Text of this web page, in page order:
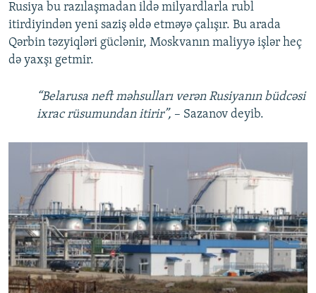
Rusiya bu razılaşmadan ildə milyardlarla rubl
itirdiyindən yeni saziş əldə etməyə çalışır. Bu arada
Qərbin təzyiqləri güclənir, Moskvanın maliyyə işlər heç
də yaxşı getmir.
“Belarusa neft məhsulları verən Rusiyanın büdcəsi
ixrac rüsumundan itirir”, – Sazanov deyib.